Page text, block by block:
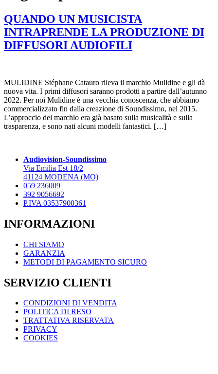
QUANDO UN MUSICISTA
INTRAPRENDE LA PRODUZIONE DI
DIFFUSORI AUDIOFILI
MULIDINE Stéphane Catauro rileva il marchio Mulidine e gli dà
nuova vita. I primi diffusori saranno prodotti a partire dall’autunno
2022. Per noi Mulidine è una vecchia conoscenza, che abbiamo
commercializzato fin dalla creazione di Soundissimo, nel 2015.
L’approccio del marchio era già basato sulla musicalità e sulla
trasparenza, e sono nati alcuni modelli fantastici. […]
Audiovision-Soundissimo
Via Emilia Est 18/2
41124 MODENA (MO)
059 236009
392 9056692
P.IVA 03537900361
INFORMAZIONI
CHI SIAMO
GARANZIA
METODI DI PAGAMENTO SICURO
SERVIZIO CLIENTI
CONDIZIONI DI VENDITA
POLITICA DI RESO
TRATTATIVA RISERVATA
PRIVACY
COOKIES